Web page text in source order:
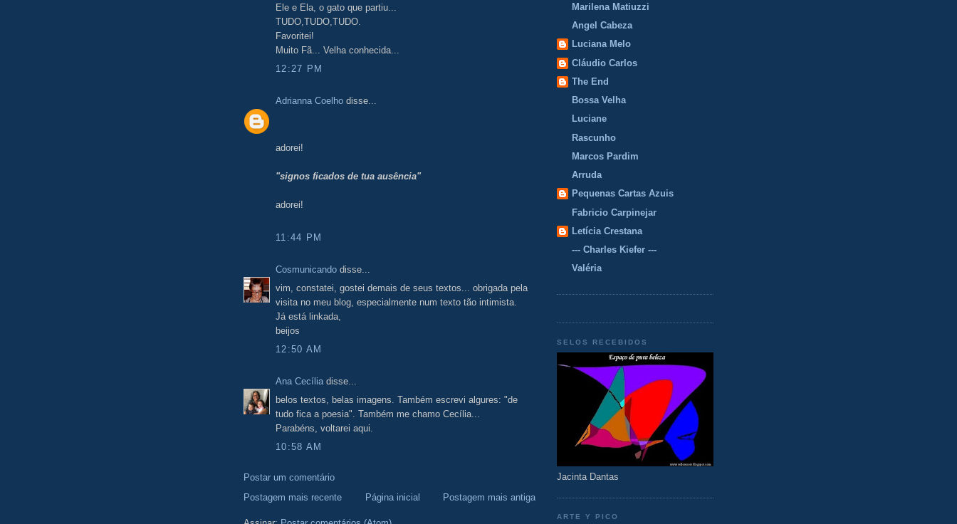
Ele e Ela, o gato que partiu...
TUDO,TUDO,TUDO.
Favoritei!
Muito Fã... Velha conhecida...
12:27 PM
Adrianna Coelho disse...
adorei!
"signos ficados de tua ausência"
adorei!
11:44 PM
Cosmunicando disse...
vim, constatei, gostei demais de seus textos... obrigada pela
visita no meu blog, especialmente num texto tão intimista.
Já está linkada,
beijos
12:50 AM
Ana Cecília disse...
belos textos, belas imagens. Também escrevi algures: "de
tudo fica a poesia". Também me chamo Cecília...
Parabéns, voltarei aqui.
10:58 AM
Postar um comentário
Postagem mais recente
Postagem mais antiga
Página inicial
Marilena Matiuzzi
Angel Cabeza
Luciana Melo
Cláudio Carlos
The End
Bossa Velha
Luciane
Rascunho
Marcos Pardim
Arruda
Pequenas Cartas Azuis
Fabricio Carpinejar
Letícia Crestana
--- Charles Kiefer ---
Valéria
SELOS RECEBIDOS
Jacinta Dantas
ARTE Y PICO